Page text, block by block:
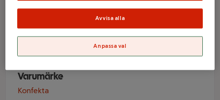
Pepparkakskola
200g Konfekta
Varumärke
Konfekta
Avvisa alla
Anpassa val